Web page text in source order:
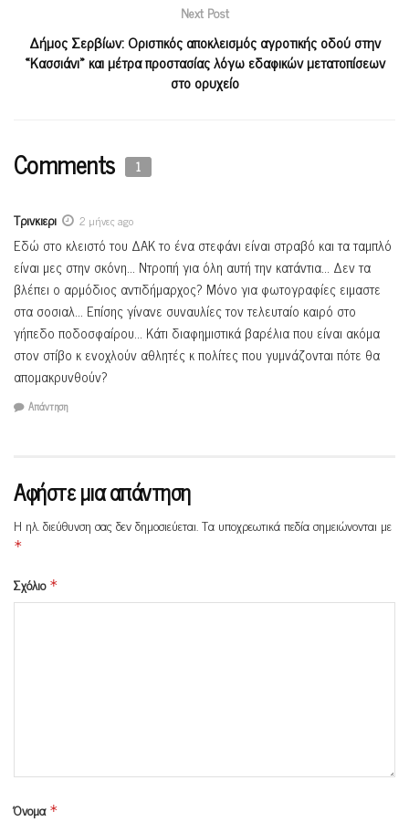
Next Post
Δήμος Σερβίων: Οριστικός αποκλεισμός αγροτικής οδού στην
«Κασσιάνι» και μέτρα προστασίας λόγω εδαφικών μετατοπίσεων
στο ορυχείο
Comments 1
Τρινκιερι 2 μήνες ago
Εδώ στο κλειστό του ΔΑΚ το ένα στεφάνι είναι στραβό και τα ταμπλό
είναι μες στην σκόνη… Ντροπή για όλη αυτή την κατάντια… Δεν τα
βλέπει ο αρμόδιος αντιδήμαρχος? Μόνο για φωτογραφίες ειμαστε
στα σοσιαλ… Επίσης γίνανε συναυλίες τον τελευταίο καιρό στο
γήπεδο ποδοσφαίρου… Κάτι διαφημιστικά βαρέλια που είναι ακόμα
στον στίβο κ ενοχλούν αθλητές κ πολίτες που γυμνάζονται πότε θα
απομακρυνθούν?
Απάντηση
Αφήστε μια απάντηση
Η ηλ. διεύθυνση σας δεν δημοσιεύεται.Τα υποχρεωτικά πεδία σημειώνονται με
*
Σχόλιο *
Όνομα *